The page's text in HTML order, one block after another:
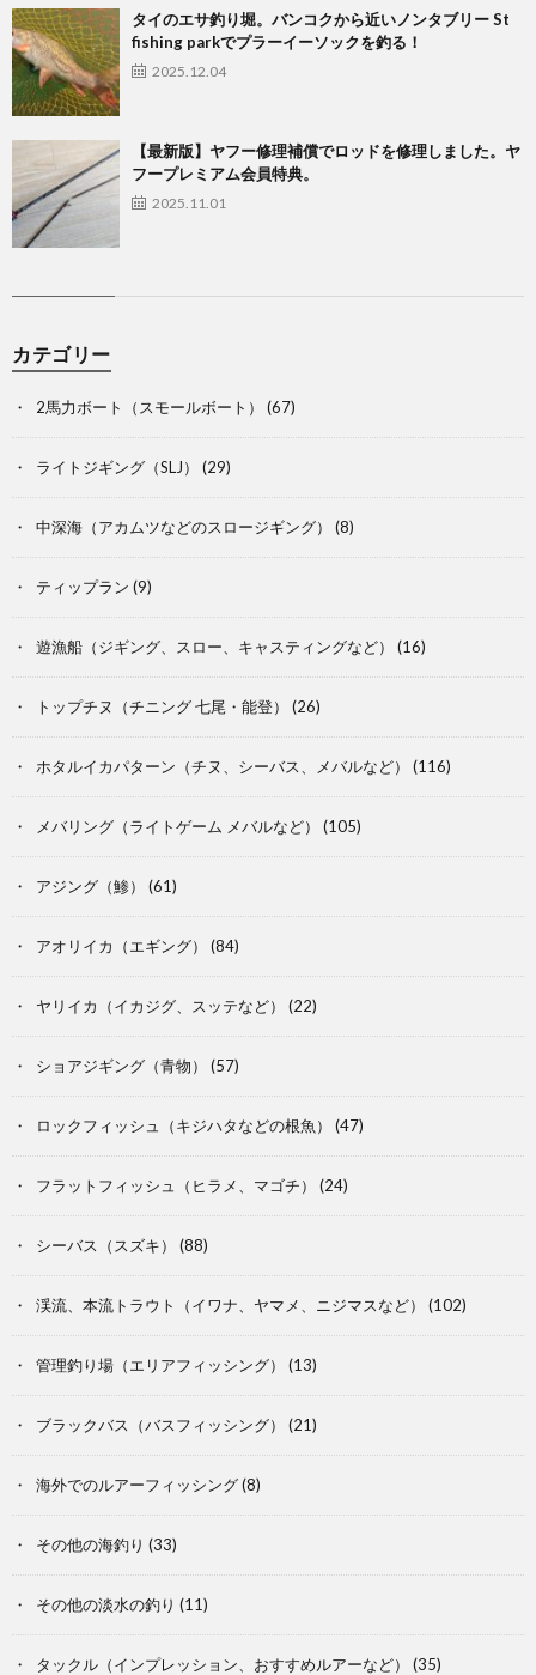
タイのエサ釣り堀。バンコクから近いノンタブリー St
fishing parkでプラーイーソックを釣る！
2025.12.04
【最新版】ヤフー修理補償でロッドを修理しました。ヤ
フープレミアム会員特典。
2025.11.01
カテゴリー
2馬力ボート（スモールボート） (67)
ライトジギング（SLJ） (29)
中深海（アカムツなどのスロージギング） (8)
ティップラン (9)
遊漁船（ジギング、スロー、キャスティングなど） (16)
トップチヌ（チニング 七尾・能登） (26)
ホタルイカパターン（チヌ、シーバス、メバルなど） (116)
メバリング（ライトゲーム メバルなど） (105)
アジング（鯵） (61)
アオリイカ（エギング） (84)
ヤリイカ（イカジグ、スッテなど） (22)
ショアジギング（青物） (57)
ロックフィッシュ（キジハタなどの根魚） (47)
フラットフィッシュ（ヒラメ、マゴチ） (24)
シーバス（スズキ） (88)
渓流、本流トラウト（イワナ、ヤマメ、ニジマスなど） (102)
管理釣り場（エリアフィッシング） (13)
ブラックバス（バスフィッシング） (21)
海外でのルアーフィッシング(8)
その他の海釣り (33)
その他の淡水の釣り (11)
タックル（インプレッション、おすすめルアーなど） (35)